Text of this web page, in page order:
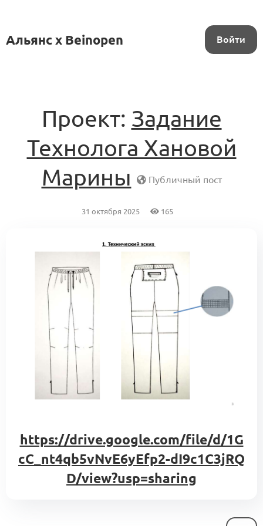
Альянс x Beinopen Войти
Проект: Задание
Технолога Хановой
Марины
Публичный пост
31 октября 2025 165
https://drive.google.com/file/d/1G
cC_nt4qb5vNvE6yEfp2-dI9c1C3jRQ
D/view?usp=sharing